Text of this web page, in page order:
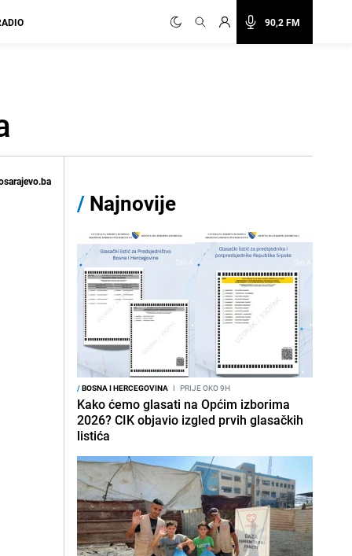
90,2 FM
/ Najnovije
/BOSNA I HERCEGOVINA I PRIJE OKO 9H
Kako ćemo glasati na Općim izborima
2026? CIK objavio izgled prvih glasačkih
listića